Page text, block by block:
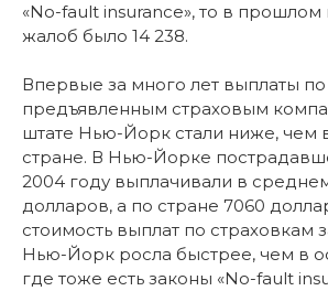
«No-fault insurance», то в прошлом
жалоб было 14 238.
Впервые за много лет выплаты по
предъявленным страховым
штате Нью-Йорк стали ниже, чем
стране. В Нью-Йорке
2004 году выплачивали в
долларов, а по стране 7060
стоимость выплат по страховкам
Нью-Йорк росла быстрее, чем в
где тоже есть законы «No-fault